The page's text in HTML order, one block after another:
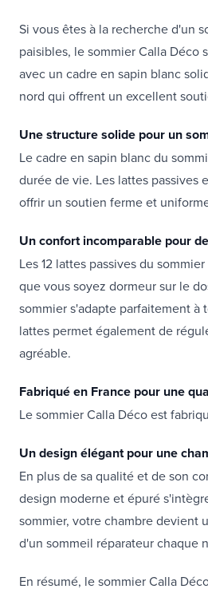
Si vous êtes à la recherche d'un
paisibles, le sommier Calla Déco
avec un cadre en sapin blanc
nord qui offrent un excellent
Une structure solide pour un
Le cadre en sapin blanc du
durée de vie. Les lattes passives
offrir un soutien ferme et
Un confort incomparable pour
Les 12 lattes passives du
que vous soyez dormeur sur le
sommier s'adapte parfaitement
lattes permet également de
agréable.
Fabriqué en France pour une
Le sommier Calla Déco est
Un design élégant pour une
En plus de sa qualité et de son
design moderne et épuré
sommier, votre chambre devient
d'un sommeil réparateur chaque
En résumé, le sommier Calla